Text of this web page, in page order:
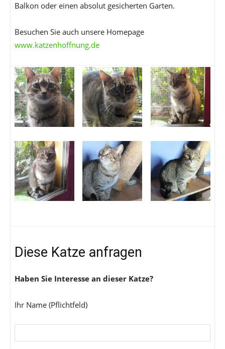
Balkon oder einen absolut gesicherten Garten.
Besuchen Sie auch unsere Homepage
www.katzenhoffnung.de
Diese Katze anfragen
Haben Sie Interesse an dieser Katze?
Ihr Name (Pflichtfeld)